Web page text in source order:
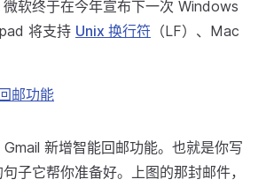
软终于在今年宣布下一次 Windows
将支持 Unix 换行符 （LF）、Mac
邮功能
新增智能回邮功能。也就是你写
子它帮你准备好。上图的那封邮件，